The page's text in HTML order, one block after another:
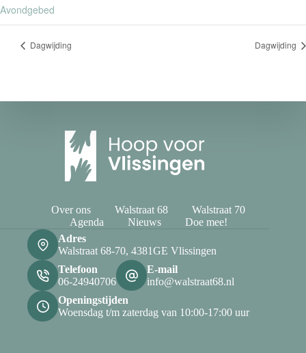
Avondgebed
Dagwijding Dagwijding
Over ons Walstraat 68
Walstraat 70
Agenda
Nieuws
Doe mee!
Adres
Walstraat 68-70, 4381GE Vlissingen
Telefoon
06-24940706
E-mail
info@walstraat68.nl
Openingstijden
Woensdag t/m zaterdag van 10:00-17:00 uur